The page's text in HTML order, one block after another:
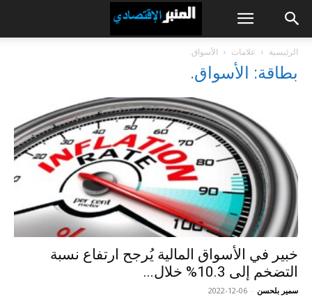
الرئيسية علامات الأسواق.
بطاقة: الأسواق.
خبير في الأسواق المالية يُرجح ارتفاع نسبة
التضخم إلى 10.3% خلال...
سمير بلحسن -
2022-12-06